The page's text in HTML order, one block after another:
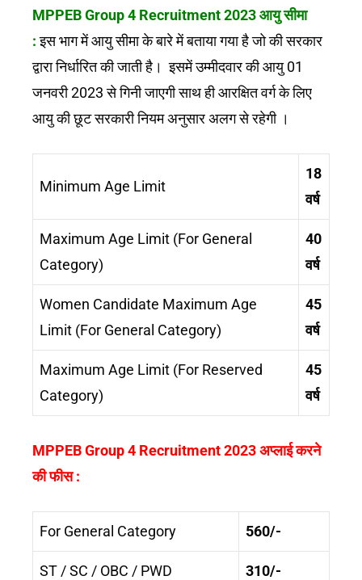
MPPEB Group 4 Recruitment 2023 आयु सीमा
:इस भाग में आयु सीमा के बारे में बताया गया है जो की सरकार
द्वारा निर्धारित की जाती है। इसमें उम्मीदवार की आयु 01
जनवरी 2023 से गिनी जाएगी साथ ही आरक्षित वर्ग के लिए
आयु की छूट सरकारी नियम अनुसार अलग से रहेगी ।
Minimum Age Limit
18
वर्ष
Maximum Age Limit (For General
Category)
40
वर्ष
Women Candidate Maximum Age
Limit (For General Category)
45
वर्ष
Maximum Age Limit (For Reserved
Category)
45
वर्ष
MPPEB Group 4 Recruitment 2023 अप्लाई करने
की फीस :
For General Category 560/-
ST / SC / OBC / PWD 310/-